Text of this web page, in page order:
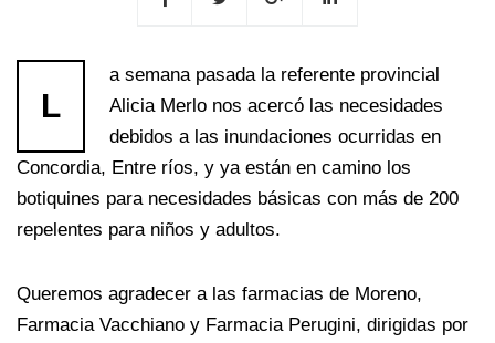
L
a semana pasada la referente provincial
Alicia Merlo nos acercó las necesidades
debidos a las inundaciones ocurridas en
Concordia, Entre ríos, y ya están en camino los
botiquines para necesidades básicas con más de 200
repelentes para niños y adultos.
Queremos agradecer a las farmacias de Moreno,
Farmacia Vacchiano y Farmacia Perugini, dirigidas por